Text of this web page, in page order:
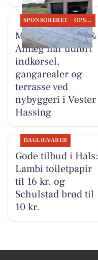
SPONSORERET OPSLAGSTAVLEN
MB Entreprenør &
Anlæg har udført
indkørsel,
gangarealer og
terrasse ved
nybyggeri i Vester
Hassing
DAGLIGVARER
Gode tilbud i Hals:
Lambi toiletpapir
til 16 kr. og
Schulstad brød til
10 kr.